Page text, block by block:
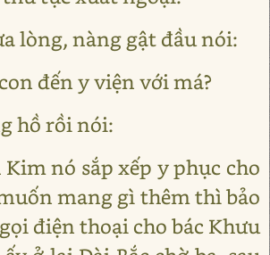
lòng, nàng gật đầu nói:
đến y viện với má?
hồ rồi nói:
Kim nó sắp xếp y phục cho
mang gì thêm thì bảo
điện thoại cho bác Khưu